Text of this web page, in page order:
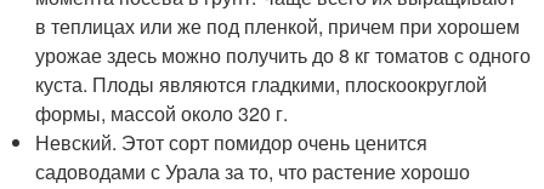
в теплицах или же под пленкой, причем при хорошем
урожае здесь можно получить до 8 кг томатов с одного
куста. Плоды являются гладкими, плоскоокруглой
формы, массой около 320 г.
Невский. Этот сорт помидор очень ценится
садоводами с Урала за то, что растение хорошо